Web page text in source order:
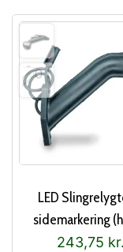
LED
sidemarkering
243,75 kr.